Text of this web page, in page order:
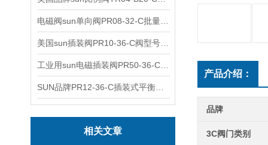
相关文章
产品介绍：
品牌
3C阀门类别